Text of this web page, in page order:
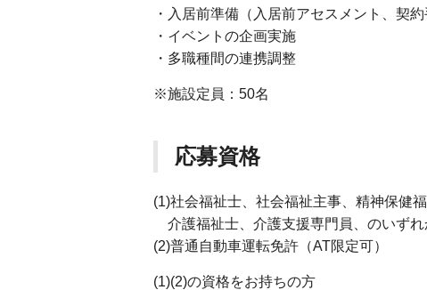
・入居前準備（入居前アセスメント、契約
・イベントの企画実施
・多職種間の連携調整
※施設定員：50名
応募資格
(1)社会福祉士、社会福祉主事、精神保健
介護福祉士、介護支援専門員、のいずれ
(2)普通自動車運転免許（AT限定可）
(1)(2)の資格をお持ちの方